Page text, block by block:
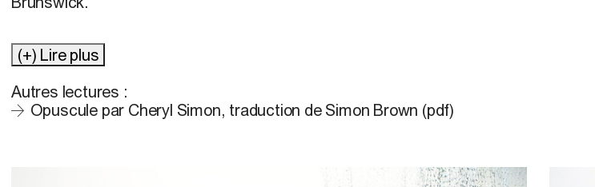
(+) Lire plus
Autres lectures :
Opuscule par Cheryl Simon, traduction de Simon Brown (pdf)